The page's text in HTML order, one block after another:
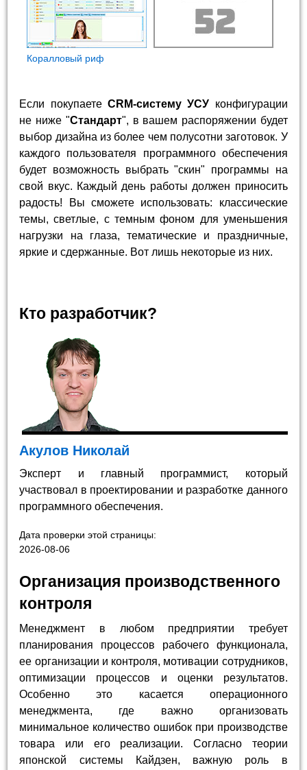
Коралловый риф
Если покупаете CRM-систему УСУ конфигурации
не ниже "Стандарт", в вашем распоряжении будет
выбор дизайна из более чем полусотни заготовок. У
каждого пользователя программного обеспечения
будет возможность выбрать "скин" программы на
свой вкус. Каждый день работы должен приносить
радость! Вы сможете использовать: классические
темы, светлые, с темным фоном для уменьшения
нагрузки на глаза, тематические и праздничные,
яркие и сдержанные. Вот лишь некоторые из них.
Кто разработчик?
Акулов Николай
Эксперт и главный программист, который
участвовал в проектировании и разработке данного
программного обеспечения.
Дата проверки этой страницы:
2026-08-06
Организация производственного
контроля
Менеджмент в любом предприятии требует
планирования процессов рабочего функционала,
ее организации и контроля, мотивации сотрудников,
оптимизации процессов и оценки результатов.
Особенно это касается операционного
менеджмента, где важно организовать
минимальное количество ошибок при производстве
товара или его реализации. Согласно теории
японской системы Кайдзен, важную роль в